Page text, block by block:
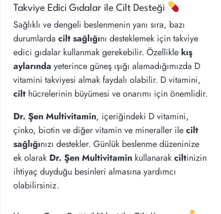
Takviye Edici Gıdalar ile Cilt Desteği
Sağlıklı ve dengeli beslenmenin yanı sıra, bazı
durumlarda cilt sağlığını desteklemek için takviye
edici gıdalar kullanmak gerekebilir. Özellikle kış
aylarında yeterince güneş ışığı alamadığımızda D
vitamini takviyesi almak faydalı olabilir. D vitamini,
cilt hücrelerinin büyümesi ve onarımı için önemlidir.
Dr. Şen Multivitamin, içeriğindeki D vitamini,
çinko, biotin ve diğer vitamin ve mineraller ilecilt
sağlığınızı destekler. Günlük beslenme düzeninize
ek olarak Dr. Şen Multivitamin kullanarakciltinizin
ihtiyaç duyduğu besinleri almasına yardımcı
olabilirsiniz.